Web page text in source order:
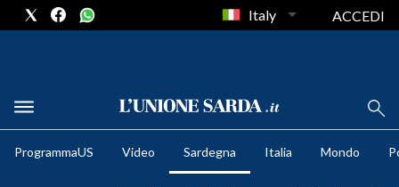
METEO
Italy ACCEDI
ProgrammaUS Video Sardegna Italia Mondo